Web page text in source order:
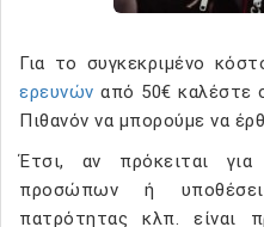
Για το συγκεκριμένο
ερευνών από 50€ καλέστε
Πιθανόν να μπορούμε να
Έτσι, αν πρόκειται για
προσώπων ή
πατρότητας κλπ. είναι